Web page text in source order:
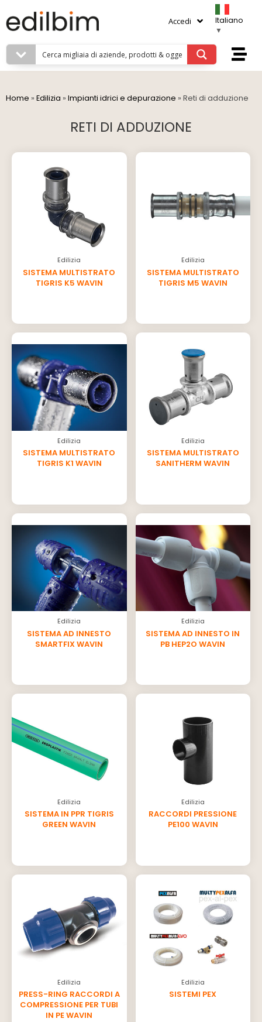
Accedi
Italiano
▼
Home » Edilizia » Impianti idrici e depurazione » Reti di adduzione
RETI DI ADDUZIONE
Edilizia
SISTEMA MULTISTRATO
TIGRIS K5 WAVIN
Edilizia
SISTEMA MULTISTRATO
TIGRIS M5 WAVIN
Edilizia
SISTEMA MULTISTRATO
TIGRIS K1 WAVIN
Edilizia
SISTEMA MULTISTRATO
SANITHERM WAVIN
Edilizia
SISTEMA AD INNESTO
SMARTFIX WAVIN
Edilizia
SISTEMA AD INNESTO IN
PB HEP2O WAVIN
Edilizia
SISTEMA IN PPR TIGRIS
GREEN WAVIN
Edilizia
RACCORDI PRESSIONE
PE100 WAVIN
Edilizia
PRESS-RING RACCORDI A
COMPRESSIONE PER TUBI
IN PE WAVIN
Edilizia
SISTEMI PEX